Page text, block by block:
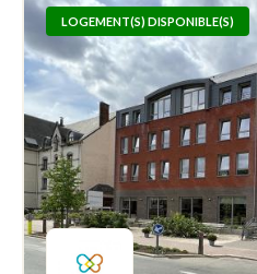
LOGEMENT(S) DISPONIBLE(S)